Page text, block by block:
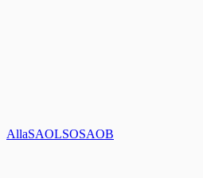
AllaSAOLSOSAOB